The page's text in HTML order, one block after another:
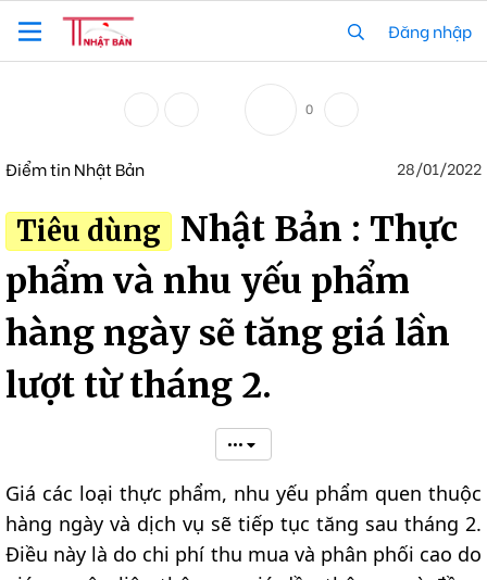
Đăng nhập
0
Điểm tin Nhật Bản 28/01/2022
Tiêu dùng
Nhật Bản : Thực
phẩm và nhu yếu phẩm
hàng ngày sẽ tăng giá lần
lượt từ tháng 2.
•••
Giá các loại thực phẩm, nhu yếu phẩm quen thuộc
hàng ngày và dịch vụ sẽ tiếp tục tăng sau tháng 2.
Điều này là do chi phí thu mua và phân phối cao do